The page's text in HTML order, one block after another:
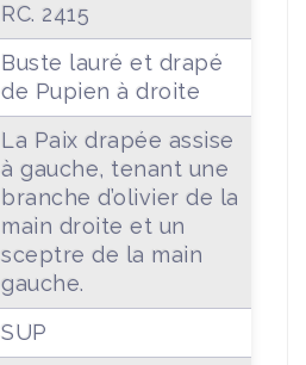
RC. 2415
Buste lauré et drapé
de Pupien à droite
La Paix drapée assise
à gauche, tenant une
branche d’olivier de la
main droite et un
sceptre de la main
gauche.
SUP